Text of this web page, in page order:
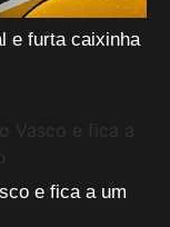
e furta caixinha
e fica a um